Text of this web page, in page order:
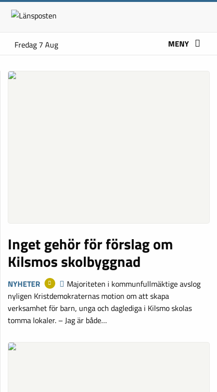
Fredag 7 Aug MENY
Inget gehör för förslag om
Kilsmos skolbyggnad
NYHETER
Majoriteten i kommunfullmäktige avslog
nyligen Kristdemokraternas motion om att skapa
verksamhet för barn, unga och daglediga i Kilsmo skolas
tomma lokaler. – Jag är både…